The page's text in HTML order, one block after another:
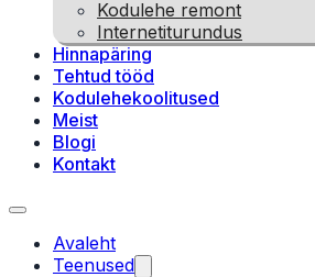
Kodulehe remont
Internetiturundus
Hinnapäring
Tehtud tööd
Kodulehekoolitused
Meist
Blogi
Kontakt
Avaleht
Teenused